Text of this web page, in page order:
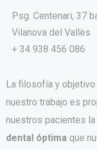
Psg. Centenari, 37
Vilanova del Vallès
+ 34 938 456 086
La filosofía y
nuestro trabajo es
nuestros pacientes la
dental óptima que